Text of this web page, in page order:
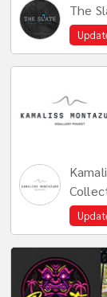
The